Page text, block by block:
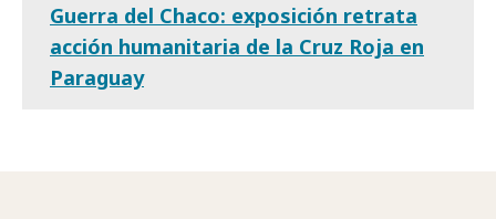
Guerra del Chaco: exposición retrata
acción humanitaria de la Cruz Roja en
Paraguay